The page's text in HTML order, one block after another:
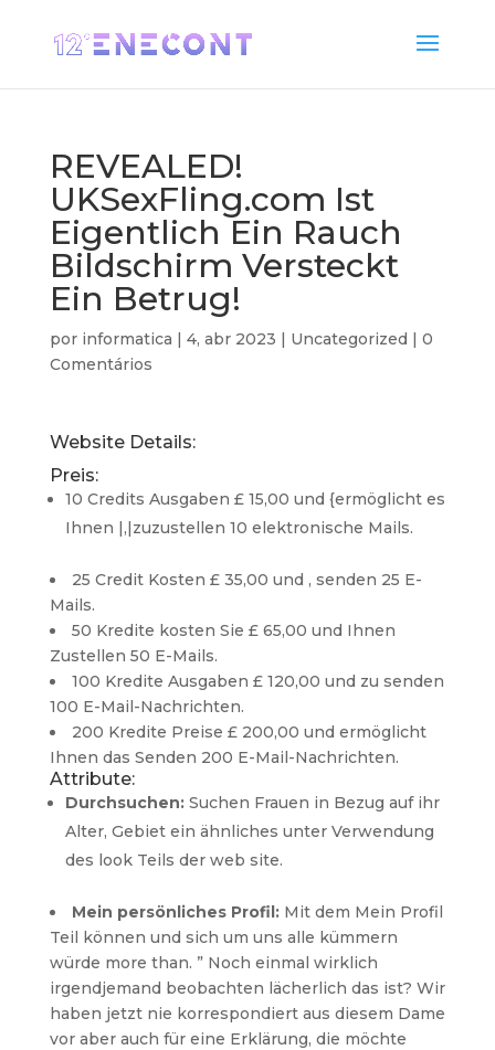
REVEALED!
UKSexFling.com Ist
Eigentlich Ein Rauch
Bildschirm Versteckt
Ein Betrug!
por informatica | 4, abr 2023 | Uncategorized | 0
Comentários
Website Details:
Preis:
10 Credits Ausgaben £ 15,00 und {ermöglicht es
Ihnen |,|zuzustellen 10 elektronische Mails.
25 Credit Kosten £ 35,00 und , senden 25 E-
Mails.
50 Kredite kosten Sie £ 65,00 und Ihnen
Zustellen 50 E-Mails.
100 Kredite Ausgaben £ 120,00 und zu senden
100 E-Mail-Nachrichten.
200 Kredite Preise £ 200,00 und ermöglicht
Ihnen das Senden 200 E-Mail-Nachrichten.
Attribute:
Durchsuchen: Suchen Frauen in Bezug auf ihr
Alter, Gebiet ein ähnliches unter Verwendung
des look Teils der web site.
Mein persönliches Profil: Mit dem Mein Profil
Teil können und sich um uns alle kümmern
würde more than. ” Noch einmal wirklich
irgendjemand beobachten lächerlich das ist? Wir
haben jetzt nie korrespondiert aus diesem Dame
vor aber auch für eine Erklärung, die möchte